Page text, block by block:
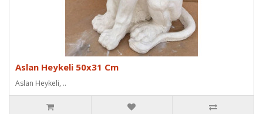
Aslan Heykeli 50x31 Cm
Aslan Heykeli, ..